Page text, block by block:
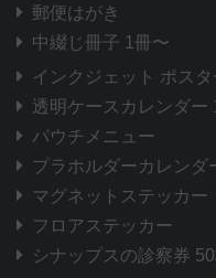
郵便はがき
中綴じ冊子 1冊〜
インクジェット ポス
透明ケースカレンダー
パウチメニュー
プラホルダーカレンダ
マグネットステッカー
フロアステッカー
シナップスの診察券